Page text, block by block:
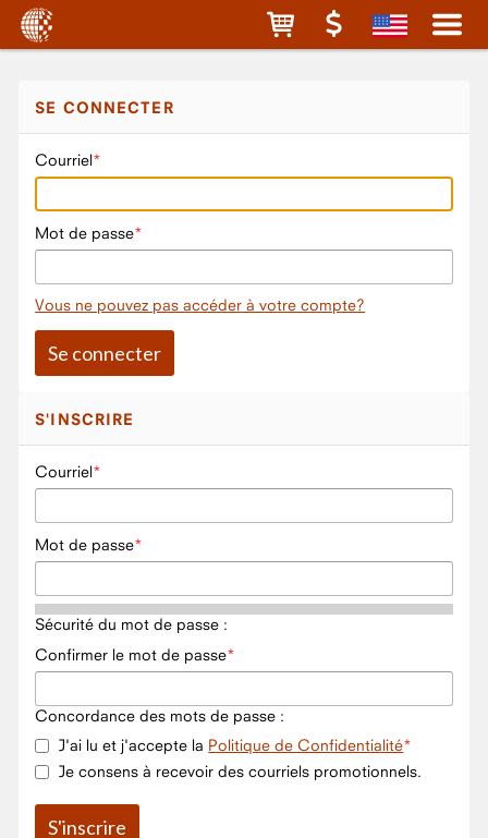
SE CONNECTER
Courriel
Mot de passe
Vous ne pouvez pas accéder à votre compte?
S'INSCRIRE
Courriel
Mot de passe
Sécurité du mot de passe :
Confirmer le mot de passe
Concordance des mots de passe :
J'ai lu et j'accepte la Politique de Confidentialité
Je consens à recevoir des courriels promotionnels.